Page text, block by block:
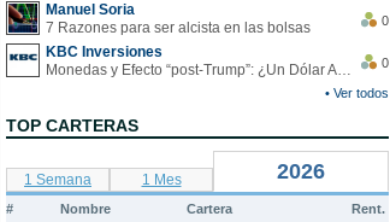
Manuel Soria
7 Razones para ser alcista en las bolsas
0
KBC Inversiones
Monedas y Efecto “post-Trump”: ¿Un Dólar Americano operando en rangos?
0
• Ver todos
TOP CARTERAS
1 Semana 1 Mes 2026
# Nombre Cartera Rent.